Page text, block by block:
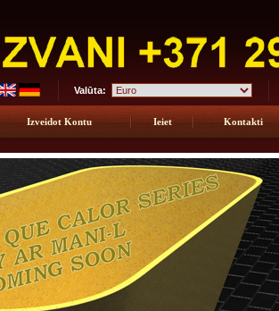
Valūta:
Izveidot Kontu Ieiet Kontakti